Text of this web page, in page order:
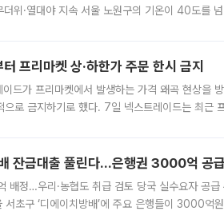
위·열대야 지속 서울 노원구의 기온이 40도를
프리마켓 상·하한가 주문 한시 금지
드가 프리마켓에서 발생하는 가격 왜곡 현상을
으로 금지하기로 했다. 7일 넥스트레이드는 최근
잔금대출 풀린다…은행권 3000억 공급
배정…우리·농협도 취급 검토 당국 실수요자 공
초구 ‘디에이치방배’에 주요 은행들이 3000억